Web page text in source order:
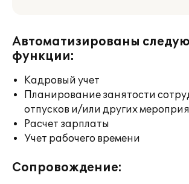
Автоматизированы
функции:
Кадровый учет
Планирование занятости
отпусков и/или других
Расчет зарплаты
Учет рабочего времени
Сопровождение: